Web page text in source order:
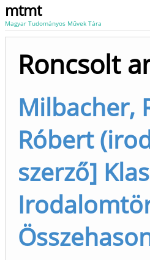
mtmt
Magyar Tudományos Művek Tára
Roncsolt
Milbacher,
Róbert
szerző]